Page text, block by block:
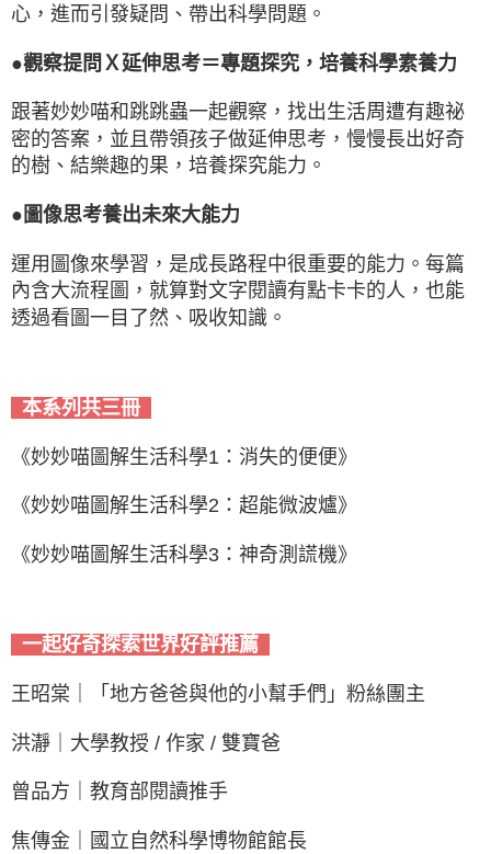
心，進而引發疑問、帶出科學問題。
●觀察提問Ｘ延伸思考＝專題探究，培養科學素養力
跟著妙妙喵和跳跳蟲一起觀察，找出生活周遭有趣祕
密的答案，並且帶領孩子做延伸思考，慢慢長出好奇
的樹、結樂趣的果，培養探究能力。
●圖像思考養出未來大能力
運用圖像來學習，是成長路程中很重要的能力。每篇
內含大流程圖，就算對文字閱讀有點卡卡的人，也能
透過看圖一目了然、吸收知識。
本系列共三冊
《妙妙喵圖解生活科學1：消失的便便》
《妙妙喵圖解生活科學2：超能微波爐》
《妙妙喵圖解生活科學3：神奇測謊機》
一起好奇探索世界好評推薦
王昭棠｜「地方爸爸與他的小幫手們」粉絲團主
洪瀞｜大學教授 / 作家 / 雙寶爸
曾品方｜教育部閱讀推手
焦傳金｜國立自然科學博物館館長